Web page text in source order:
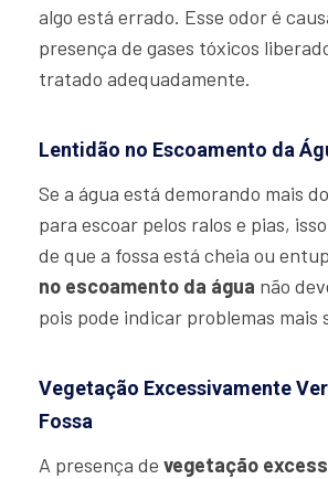
algo está errado. Esse odor é
presença de gases tóxicos
tratado adequadamente.
Lentidão no Escoamento da
Se a água está demorando mais
para escoar pelos ralos e pias,
de que a fossa está cheia ou
no escoamento da água não
pois pode indicar problemas mais
Vegetação Excessivamente
Fossa
A presença de vegetação